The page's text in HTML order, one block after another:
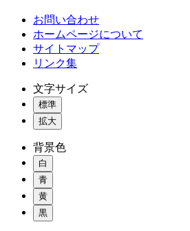
お問い合わせ
ホームページについて
サイトマップ
リンク集
文字サイズ
標準
拡大
背景色
白
青
黄
黒